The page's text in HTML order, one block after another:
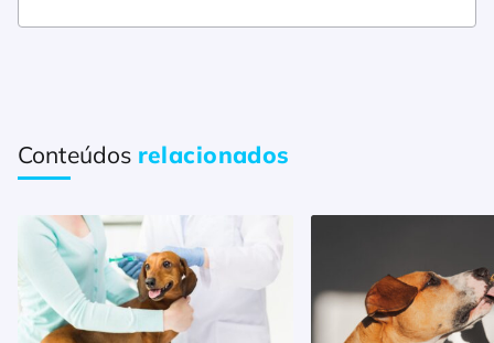
Conteúdos relacionados